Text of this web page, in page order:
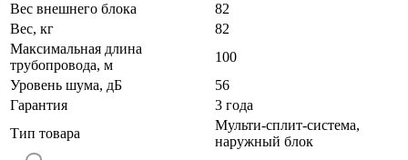
Вес внешнего блока
82
Вес, кг
82
Максимальная длина
трубопровода, м
100
Уровень шума, дБ
56
Гарантия
3 года
Тип товара
Мульти-сплит-система,
наружный блок